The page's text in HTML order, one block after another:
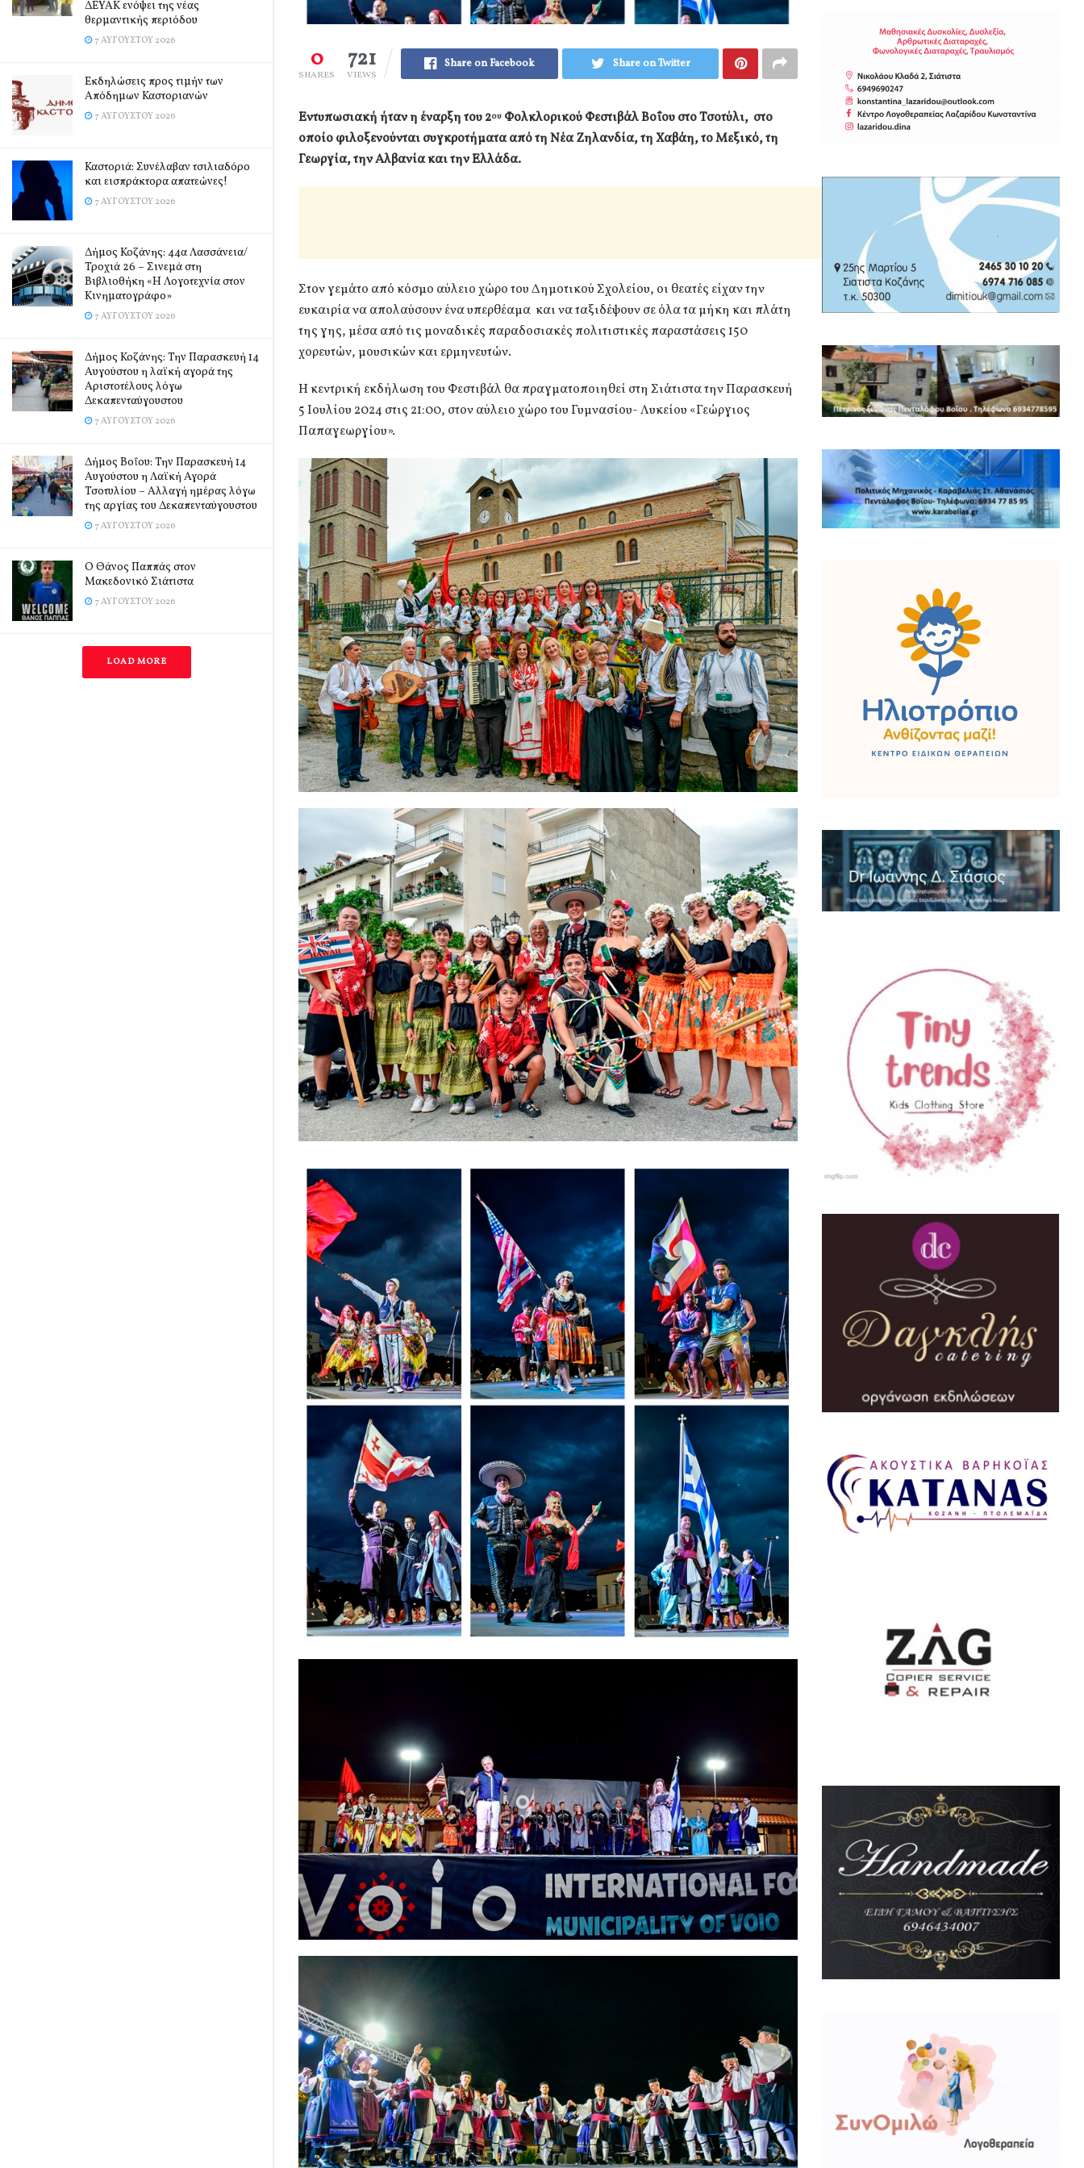
ΔΕΥΑΚ ενόψει της νέας
θερμαντικής περιόδου
7 ΑΥΓΟΎΣΤΟΥ 2026
Εκδηλώσεις προς τιμήν των
Απόδημων Καστοριανών
7 ΑΥΓΟΎΣΤΟΥ 2026
Καστοριά: Συνέλαβαν τσιλιαδόρο
και εισπράκτορα απατεώνες!
7 ΑΥΓΟΎΣΤΟΥ 2026
Δήμος Κοζάνης: 44α Λασσάνεια/
Τροχιά 26 – Σινεμά στη
Βιβλιοθήκη «Η Λογοτεχνία στον
Κινηματογράφο»
7 ΑΥΓΟΎΣΤΟΥ 2026
Δήμος Κοζάνης: Την Παρασκευή 14
Αυγούστου η λαϊκή αγορά της
Αριστοτέλους λόγω
Δεκαπενταύγουστου
7 ΑΥΓΟΎΣΤΟΥ 2026
Δήμος Βοΐου: Την Παρασκευή 14
Αυγούστου η Λαϊκή Αγορά
Τσοτυλίου – Αλλαγή ημέρας λόγω
της αργίας του Δεκαπενταύγουστου
7 ΑΥΓΟΎΣΤΟΥ 2026
Ο Θάνος Παππάς στον
Μακεδονικό Σιάτιστα
7 ΑΥΓΟΎΣΤΟΥ 2026
LOAD MORE
0
SHARES
721
VIEWS
Share on Facebook Share on Twitter
Εντυπωσιακή ήταν η έναρξη του 2ου Φολκλορικού Φεστιβάλ Βοΐου στο Τσοτύλι, στο
οποίο φιλοξενούνται συγκροτήματα από τη Νέα Ζηλανδία, τη Χαβάη, το Μεξικό, τη
Γεωργία, την Αλβανία και την Ελλάδα.
Στον γεμάτο από κόσμο αύλειο χώρο του Δημοτικού Σχολείου, οι θεατές είχαν την
ευκαιρία να απολαύσουν ένα υπερθέαμα και να ταξιδέψουν σε όλα τα μήκη και πλάτη
της γης, μέσα από τις μοναδικές παραδοσιακές πολιτιστικές παραστάσεις 150
χορευτών, μουσικών και ερμηνευτών.
Η κεντρική εκδήλωση του Φεστιβάλ θα πραγματοποιηθεί στη Σιάτιστα την Παρασκευή
5 Ιουλίου 2024 στις 21:00, στον αύλειο χώρο του Γυμνασίου- Λυκείου «Γεώργιος
Παπαγεωργίου».